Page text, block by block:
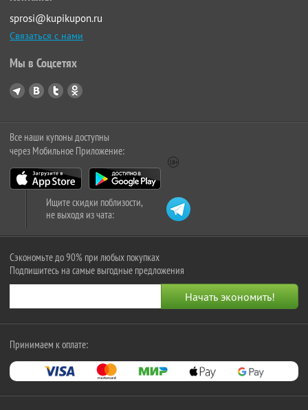
sprosi@kupikupon.ru
Связаться с нами
Мы в Соцсетях
Все наши купоны доступны
через Мобильное Приложение:
Ищите скидки поблизости,
не выходя из чата:
Сэкономьте до 90% при любых покупках
Подпишитесь на самые выгодные предложения
Принимаем к оплате: